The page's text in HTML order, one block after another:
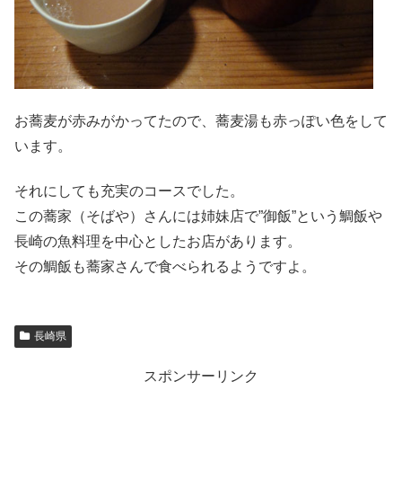
お蕎麦が赤みがかってたので、蕎麦湯も赤っぽい色をして
います。
それにしても充実のコースでした。
この蕎家（そばや）さんには姉妹店で”御飯”という鯛飯や
長崎の魚料理を中心としたお店があります。
その鯛飯も蕎家さんで食べられるようですよ。
長崎県
スポンサーリンク